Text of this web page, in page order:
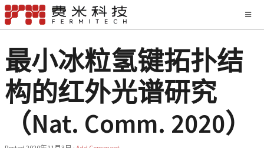
最小冰粒氢键拓扑结
构的红外光谱研究
（Nat. Comm. 2020）